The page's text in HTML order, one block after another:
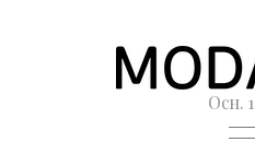
Осн.